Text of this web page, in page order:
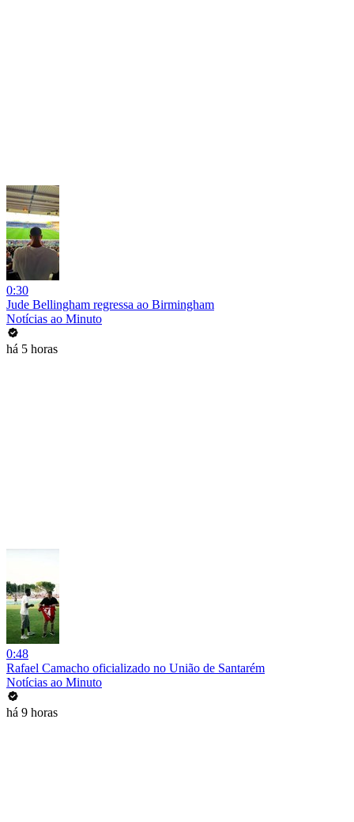
0:30
Jude Bellingham regressa ao Birmingham
Notícias ao Minuto
há 5 horas
0:48
Rafael Camacho oficializado no União de Santarém
Notícias ao Minuto
há 9 horas